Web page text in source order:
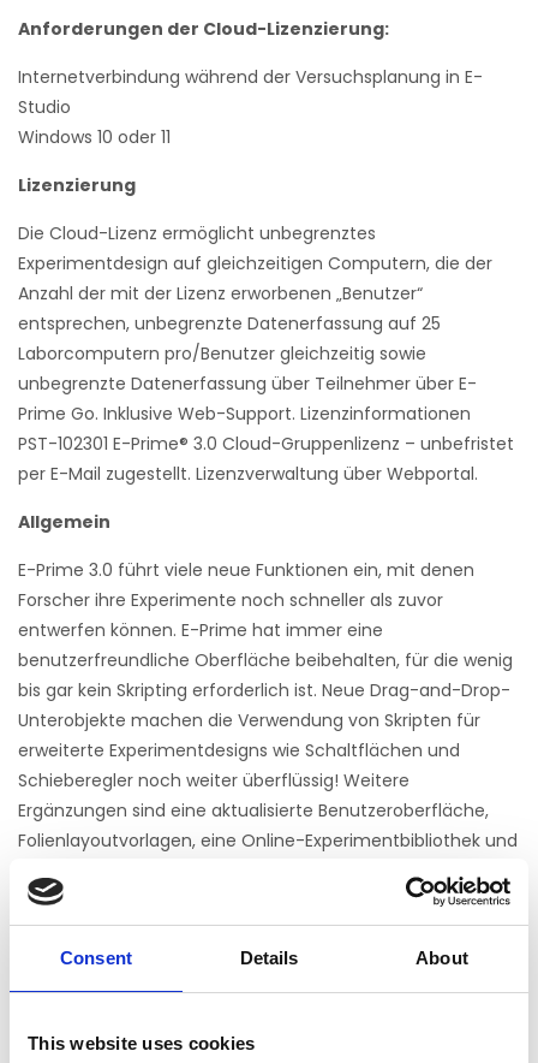
Consent Details About
This website uses cookies
Anforderungen der Cloud-Lizenzierung:
Internetverbindung während der Versuchsplanung in E-
Studio
Windows 10 oder 11
Lizenzierung
Die Cloud-Lizenz ermöglicht unbegrenztes
Experimentdesign auf gleichzeitigen Computern, die der
Anzahl der mit der Lizenz erworbenen „Benutzer“
entsprechen, unbegrenzte Datenerfassung auf 25
Laborcomputern pro/Benutzer gleichzeitig sowie
unbegrenzte Datenerfassung über Teilnehmer über E-
Prime Go. Inklusive Web-Support. Lizenzinformationen
PST-102301 E-Prime® 3.0 Cloud-Gruppenlizenz – unbefristet
per E-Mail zugestellt. Lizenzverwaltung über Webportal.
Allgemein
E-Prime 3.0 führt viele neue Funktionen ein, mit denen
Forscher ihre Experimente noch schneller als zuvor
entwerfen können. E-Prime hat immer eine
benutzerfreundliche Oberfläche beibehalten, für die wenig
bis gar kein Skripting erforderlich ist. Neue Drag-and-Drop-
Unterobjekte machen die Verwendung von Skripten für
erweiterte Experimentdesigns wie Schaltflächen und
Schieberegler noch weiter überflüssig! Weitere
Ergänzungen sind eine aktualisierte Benutzeroberfläche,
Folienlayoutvorlagen, eine Online-Experimentbibliothek und
E-Prime® ist die umfassendste Software für die
Verhaltensforschung. Erstellen Sie Ihre eigenen
analysieren Sie Daten – alles innerhalb weniger Stunden!